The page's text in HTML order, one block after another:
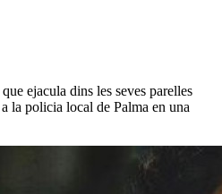
ejacula dins les seves parelles
la policia local de Palma en una